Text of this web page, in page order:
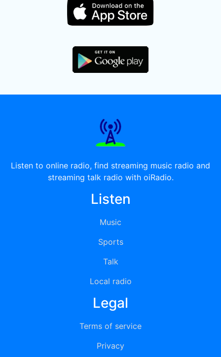
Listen to online radio, find streaming music radio and
streaming talk radio with oiRadio.
Listen
Music
Sports
Talk
Local radio
Legal
Terms of service
Privacy